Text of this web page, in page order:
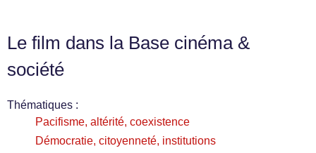
Le film dans la Base cinéma &
société
Thématiques :
Pacifisme, altérité, coexistence
Démocratie, citoyenneté, institutions